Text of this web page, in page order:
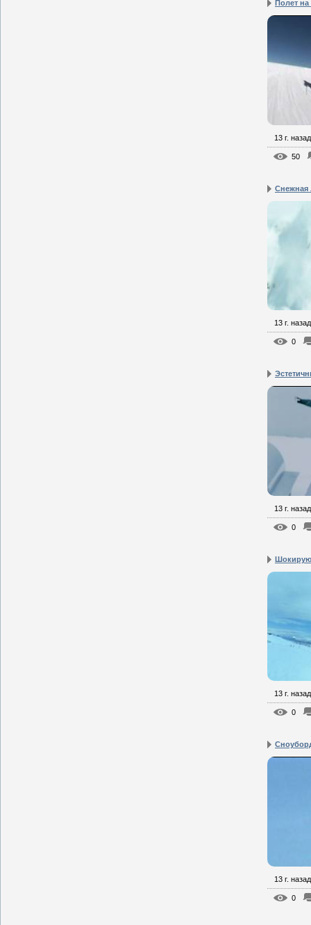
Полет
13 г. назад
50
Снежная
13 г. назад
0
13 г. назад
0
13 г. назад
0
13 г. назад
0